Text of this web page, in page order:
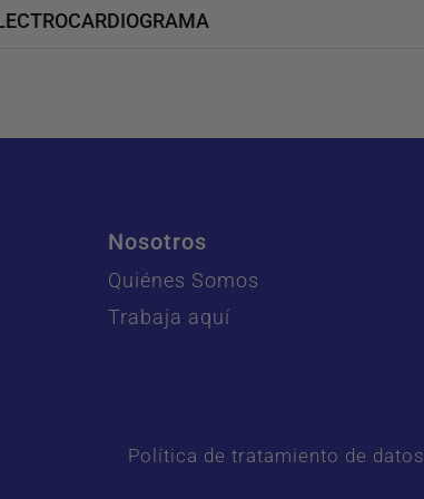
Nosotros
Quiénes Somos
Trabaja aquí
Política de tratamiento de datos